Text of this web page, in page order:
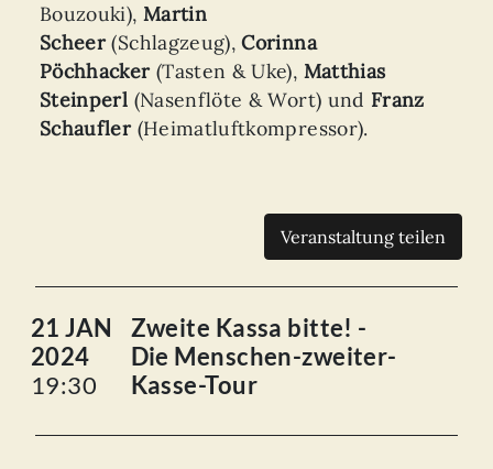
Bouzouki), Martin
Scheer(Schlagzeug),Corinna
Pöchhacker (Tasten & Uke), Matthias
Steinperl (Nasenflöte & Wort) und Franz
Schaufler (Heimatluftkompressor).
Veranstaltung teilen
21 JAN
2024
19:30
Zweite Kassa bitte! -
Die Menschen-zweiter-
Kasse-Tour